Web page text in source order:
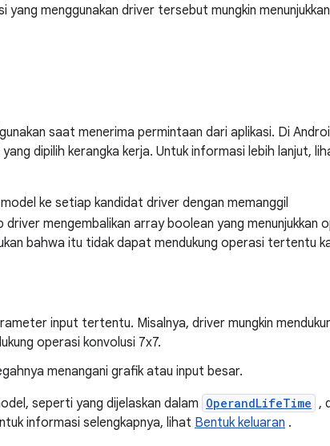
menggunakan driver tersebut mungkin menunjukkan
saat menerima permintaan dari aplikasi. Di
dipilih kerangka kerja. Untuk informasi lebih lanjut,
ke setiap kandidat driver dengan memanggil
driver mengembalikan array boolean yang menunjukkan
bahwa itu tidak dapat mendukung operasi tertentu
input tertentu. Misalnya, driver mungkin
operasi konvolusi 7x7.
menangani grafik atau input besar.
seperti yang dijelaskan dalam OperandLifeTime ,
informasi selengkapnya, lihat Bentuk keluaran .